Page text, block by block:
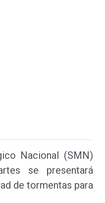
Nacional (SMN)
se presentará
de tormentas para